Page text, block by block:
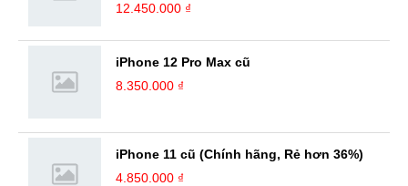
12.450.000 ₫
iPhone 12 Pro Max cũ
8.350.000 ₫
iPhone 11 cũ (Chính hãng, Rẻ hơn 36%)
4.850.000 ₫